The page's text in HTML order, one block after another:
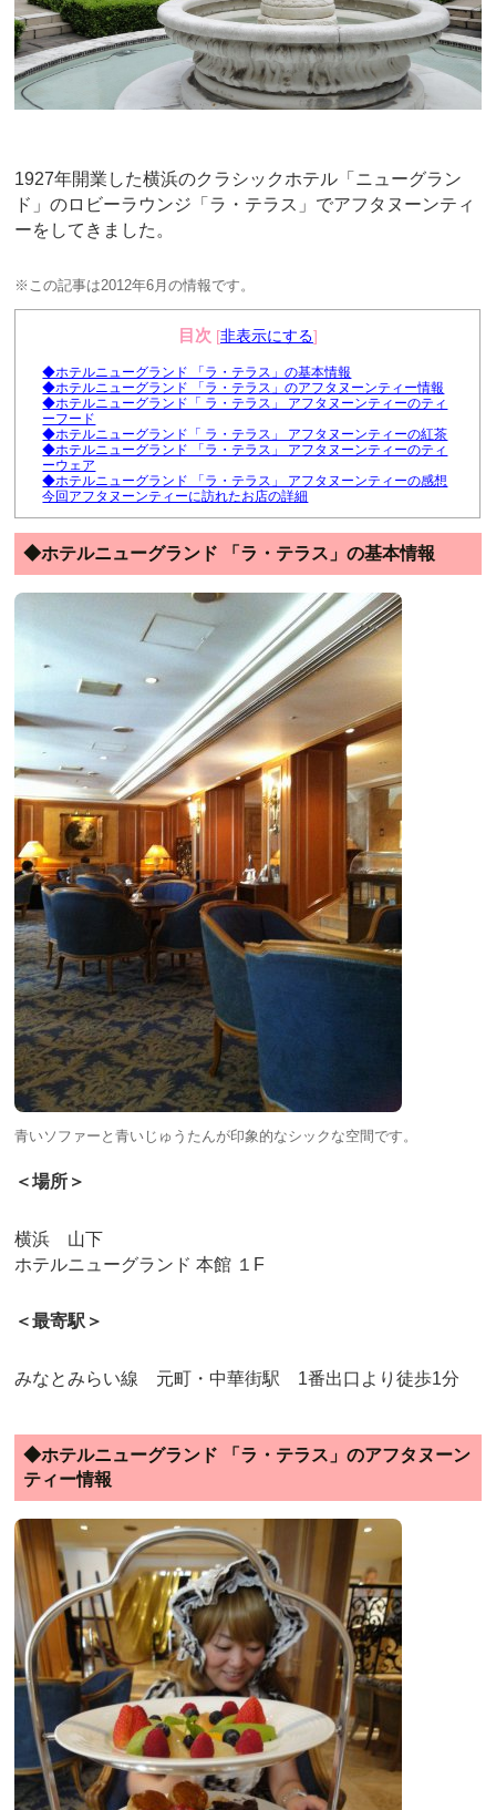
1927年開業した横浜のクラシックホテル「ニューグラン
ド」のロビーラウンジ「ラ・テラス」でアフタヌーンティ
ーをしてきました。
※この記事は2012年6月の情報です。
目次 [非表示にする]
◆ホテルニューグランド 「ラ・テラス」の基本情報
◆ホテルニューグランド 「ラ・テラス」のアフタヌーンティー情報
◆ホテルニューグランド「 ラ・テラス」 アフタヌーンティーのティ
ーフード
◆ホテルニューグランド「 ラ・テラス」 アフタヌーンティーの紅茶
◆ホテルニューグランド 「ラ・テラス」 アフタヌーンティーのティ
ーウェア
◆ホテルニューグランド 「ラ・テラス」 アフタヌーンティーの感想
今回アフタヌーンティーに訪れたお店の詳細
◆ホテルニューグランド 「ラ・テラス」の基本情報
青いソファーと青いじゅうたんが印象的なシックな空間です。
＜場所＞
横浜 山下
ホテルニューグランド 本館 １F
＜最寄駅＞
みなとみらい線 元町・中華街駅 1番出口より徒歩1分
◆ホテルニューグランド 「ラ・テラス」のアフタヌーン
ティー情報